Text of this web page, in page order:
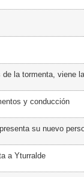
de la tormenta, viene
y conducción
su nuevo
a Yturralde